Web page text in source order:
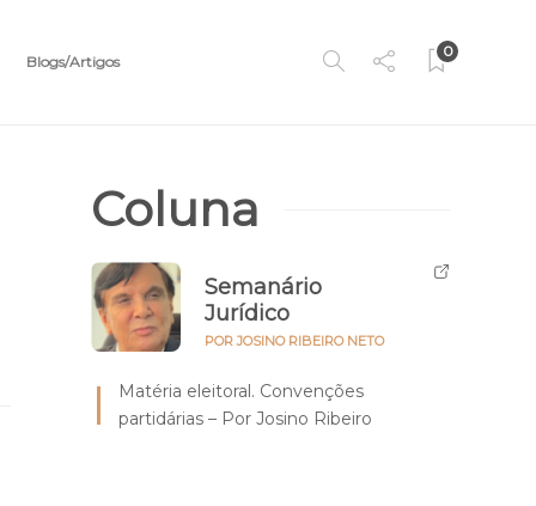
Blogs/Artigos
0
Coluna
Semanário
Jurídico
POR JOSINO RIBEIRO NETO
Matéria eleitoral. Convenções
partidárias – Por Josino Ribeiro